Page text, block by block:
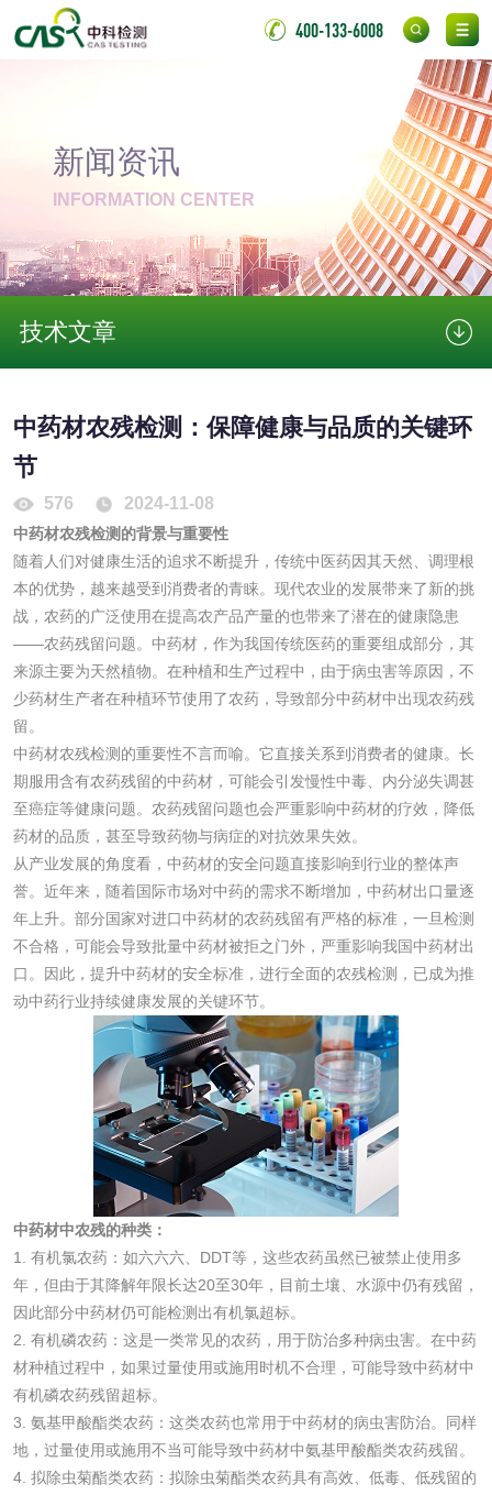
400-133-6008
新闻资讯
INFORMATION CENTER
技术文章
中药材农残检测：保障健康与品质的关键环
节
576 2024-11-08
中药材农残检测的背景与重要性
随着人们对健康生活的追求不断提升，传统中医药因其天然、调理根
本的优势，越来越受到消费者的青睐。现代农业的发展带来了新的挑
战，农药的广泛使用在提高农产品产量的也带来了潜在的健康隐患
——农药残留问题。中药材，作为我国传统医药的重要组成部分，其
来源主要为天然植物。在种植和生产过程中，由于病虫害等原因，不
少药材生产者在种植环节使用了农药，导致部分中药材中出现农药残
留。
中药材农残检测的重要性不言而喻。它直接关系到消费者的健康。长
期服用含有农药残留的中药材，可能会引发慢性中毒、内分泌失调甚
至癌症等健康问题。农药残留问题也会严重影响中药材的疗效，降低
药材的品质，甚至导致药物与病症的对抗效果失效。
从产业发展的角度看，中药材的安全问题直接影响到行业的整体声
誉。近年来，随着国际市场对中药的需求不断增加，中药材出口量逐
年上升。部分国家对进口中药材的农药残留有严格的标准，一旦检测
不合格，可能会导致批量中药材被拒之门外，严重影响我国中药材出
口。因此，提升中药材的安全标准，进行全面的农残检测，已成为推
动中药行业持续健康发展的关键环节。
中药材中农残的种类：
1. 有机氯农药：如六六六、DDT等，这些农药虽然已被禁止使用多
年，但由于其降解年限长达20至30年，目前土壤、水源中仍有残留，
因此部分中药材仍可能检测出有机氯超标。
2. 有机磷农药：这是一类常见的农药，用于防治多种病虫害。在中药
材种植过程中，如果过量使用或施用时机不合理，可能导致中药材中
有机磷农药残留超标。
3. 氨基甲酸酯类农药：这类农药也常用于中药材的病虫害防治。同样
地，过量使用或施用不当可能导致中药材中氨基甲酸酯类农药残留。
4. 拟除虫菊酯类农药：拟除虫菊酯类农药具有高效、低毒、低残留的
化妆品毒理试验 化妆品毒理测试
化妆品皮肤刺激试
验
化妆品急性经口毒
性试验
化妆品皮肤变态反
应试验
皮肤光变态反应试
验
日化产品
洗手液检测
水处理剂
水处理药剂检测 聚丙烯酰胺检测
工业乳状氢氧化钙
检测
铝酸钙检测
三氯异氰尿酸检测 磷酸二氢铵检测
碳酸钙检测
活性炭
活性炭检测 煤质颗粒活性炭检
测
脱硫脱硝活性炭检
测
煤质活性炭检测
电厂水处理活性炭
检测
木质活性炭检测
木质净水用活性炭
检测
农药肥料
有机肥检测 钾肥检测